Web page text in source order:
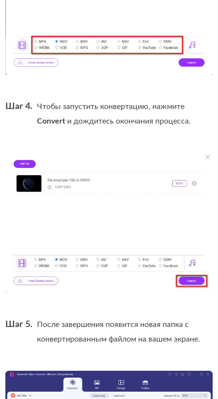
Шаг 4.
Чтобы запустить конвертацию, нажмите
Convert и дождитесь окончания процесса.
Шаг 5.
После завершения появится новая папка с
конвертированным файлом на вашем экране.